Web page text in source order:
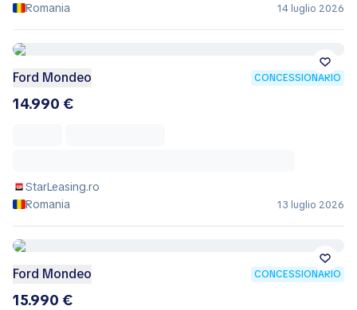
Romania
14 luglio 2026
Ford Mondeo CONCESSIONARIO
14.990 €
StarLeasing.ro
Romania
13 luglio 2026
Ford Mondeo CONCESSIONARIO
15.990 €